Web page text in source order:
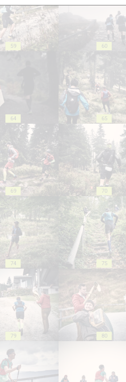
59 60
64 65
69 70
74 75
79 80